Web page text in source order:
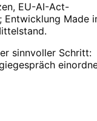
EU-AI-Act-
Entwicklung Made
sinnvoller Schritt: